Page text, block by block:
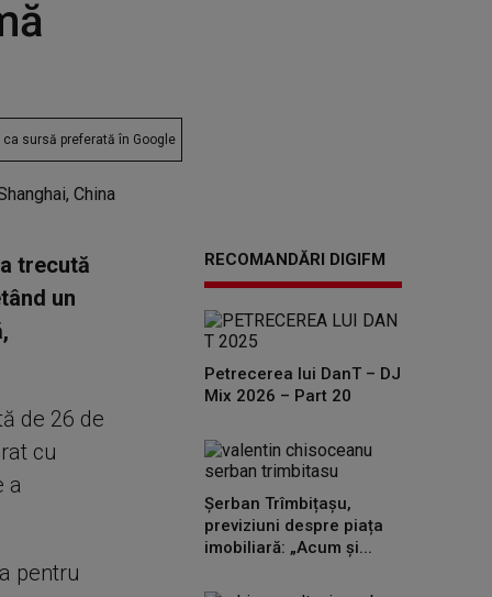
ca sursă preferată în Google
trecută
un
de 26 de
cu
a
pentru
RECOMANDĂRI DIGIFM
Petrecerea lui DanT – DJ
Mix 2026 – Part 20
Șerban Trîmbițașu,
previziuni despre piața
imobiliară: „Acum și...